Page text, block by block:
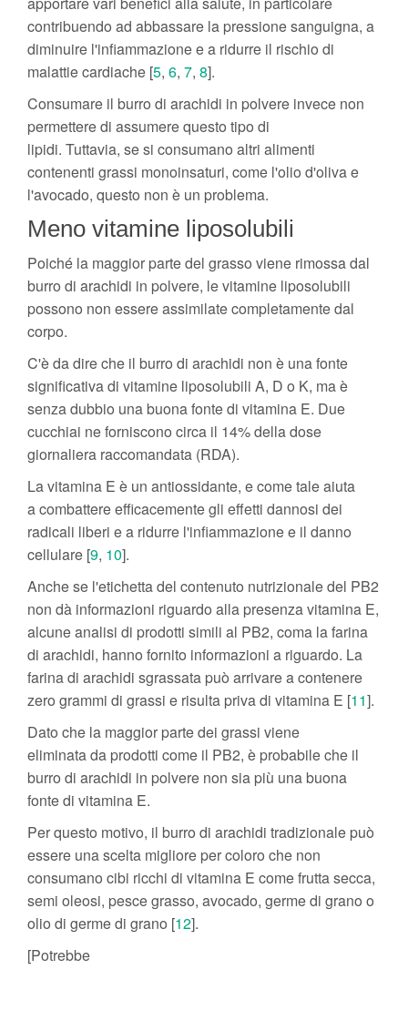
contribuendo ad abbassare la pressione sanguigna, a
diminuire l'infiammazione e a ridurre il rischio di
malattie cardiache [5, 6, 7, 8].
Consumare il burro di arachidi in polvere invece non
permettere di assumere questo tipo di
lipidi. Tuttavia, se si consumano altri alimenti
contenenti grassi monoinsaturi, come l'olio d'oliva e
l'avocado, questo non è un problema.
Meno vitamine liposolubili
Poiché la maggior parte del grasso viene rimossa dal
burro di arachidi in polvere, le vitamine liposolubili
possono non essere assimilate completamente dal
corpo.
C'è da dire che il burro di arachidi non è una fonte
significativa di vitamine liposolubili A, D o K, ma è
senza dubbio una buona fonte di vitamina E. Due
cucchiai ne forniscono circa il 14% della dose
giornaliera raccomandata (RDA).
La vitamina E è un antiossidante, e come tale aiuta
a combattere efficacemente gli effetti dannosi dei
radicali liberi e a ridurre l'infiammazione e il danno
cellulare [9, 10].
Anche se l'etichetta del contenuto nutrizionale del PB2
non dà informazioni riguardo alla presenza vitamina E,
alcune analisi di prodotti simili al PB2, coma la farina
di arachidi, hanno fornito informazioni a riguardo. La
farina di arachidi sgrassata può arrivare a contenere
zero grammi di grassi e risulta priva di vitamina E [11].
Dato che la maggior parte dei grassi viene
eliminata da prodotti come il PB2, è probabile che il
burro di arachidi in polvere non sia più una buona
fonte di vitamina E.
Per questo motivo, il burro di arachidi tradizionale può
essere una scelta migliore per coloro che non
consumano cibi ricchi di vitamina E come frutta secca,
semi oleosi, pesce grasso, avocado, germe di grano o
olio di germe di grano [12].
[Potrebbe